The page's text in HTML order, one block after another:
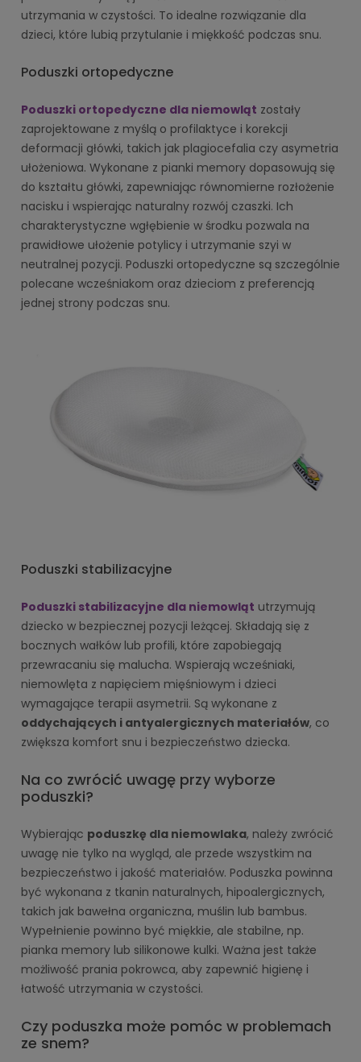
utrzymania w czystości. To idealne rozwiązanie dla
dzieci, które lubią przytulanie i miękkość podczas snu.
Poduszki ortopedyczne
Poduszki ortopedyczne dla niemowląt zostały
zaprojektowane z myślą o profilaktyce i korekcji
deformacji główki, takich jak plagiocefalia czy asymetria
ułożeniowa. Wykonane z pianki memory dopasowują się
do kształtu główki, zapewniając równomierne rozłożenie
nacisku i wspierając naturalny rozwój czaszki. Ich
charakterystyczne wgłębienie w środku pozwala na
prawidłowe ułożenie potylicy i utrzymanie szyi w
neutralnej pozycji. Poduszki ortopedyczne są szczególnie
polecane wcześniakom oraz dzieciom z preferencją
jednej strony podczas snu.
Poduszki stabilizacyjne
Poduszki stabilizacyjne dla niemowląt utrzymują
dziecko w bezpiecznej pozycji leżącej. Składają się z
bocznych wałków lub profili, które zapobiegają
przewracaniu się malucha. Wspierają wcześniaki,
niemowlęta z napięciem mięśniowym i dzieci
wymagające terapii asymetrii. Są wykonane z
oddychających i antyalergicznych materiałów, co
zwiększa komfort snu i bezpieczeństwo dziecka.
Na co zwrócić uwagę przy wyborze
poduszki?
Wybierając poduszkę dla niemowlaka, należy zwrócić
uwagę nie tylko na wygląd, ale przede wszystkim na
bezpieczeństwo i jakość materiałów. Poduszka powinna
być wykonana z tkanin naturalnych, hipoalergicznych,
takich jak bawełna organiczna, muślin lub bambus.
Wypełnienie powinno być miękkie, ale stabilne, np.
pianka memory lub silikonowe kulki. Ważna jest także
możliwość prania pokrowca, aby zapewnić higienę i
łatwość utrzymania w czystości.
Czy poduszka może pomóc w problemach
ze snem?